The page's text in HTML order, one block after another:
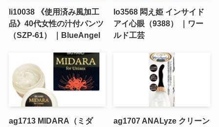
li10038 《使用済み風加工
品》40代女性の汁付パンツ
（SZP-61） ｜BlueAngel
lo3568 悶え姫 インサイド
アイ心眼（9388） ｜ワー
ルド工芸
ag1713 MIDARA（ミダ
ag1707 ANALyze クリーン